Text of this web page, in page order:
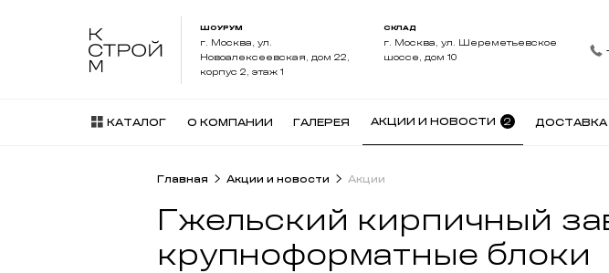
ШОУРУМ
г. Москва, ул.
Новоалексеевская, дом 22,
корпус 2, этаж 1
СКЛАД
г. Москва, ул. Шереметьевское
шоссе, дом 10
КАТАЛОГ О КОМПАНИИ ГАЛЕРЕЯ АКЦИИ И НОВОСТИ 2 ДОСТАВКА
Главная Акции и новости Акции
Гжельский кирпичный
крупноформатные блоки